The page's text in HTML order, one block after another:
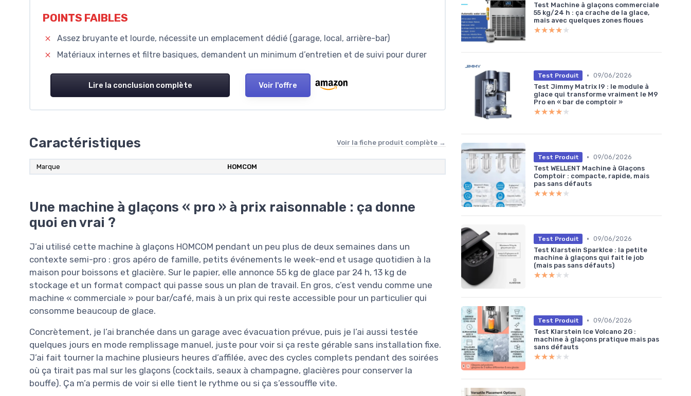
POINTS FAIBLES
Assez bruyante et lourde, nécessite un emplacement dédié (garage, local, arrière-bar)
Matériaux internes et filtre basiques, demandent un minimum d’entretien et de suivi pour durer
Lire la conclusion complète Voir l'offre
Caractéristiques Voir la fiche produit complète →
Marque HOMCOM
Une machine à glaçons « pro » à prix raisonnable : ça donne
quoi en vrai ?
J’ai utilisé cette machine à glaçons HOMCOM pendant un peu plus de deux semaines dans un
contexte semi-pro : gros apéro de famille, petits événements le week-end et usage quotidien à la
maison pour boissons et glacière. Sur le papier, elle annonce 55 kg de glace par 24 h, 13 kg de
stockage et un format compact qui passe sous un plan de travail. En gros, c’est vendu comme une
machine « commerciale » pour bar/café, mais à un prix qui reste accessible pour un particulier qui
consomme beaucoup de glace.
Concrètement, je l’ai branchée dans un garage avec évacuation prévue, puis je l’ai aussi testée
quelques jours en mode remplissage manuel, juste pour voir si ça reste gérable sans installation fixe.
J’ai fait tourner la machine plusieurs heures d’affilée, avec des cycles complets pendant des soirées
où ça tirait pas mal sur les glaçons (cocktails, seaux à champagne, glacières pour conserver la
bouffe). Ça m’a permis de voir si elle tient le rythme ou si ça s’essouffle vite.
Test Machine à glaçons commerciale
55 kg/24 h : ça crache de la glace,
mais avec quelques zones floues
★★★★★
★★★★★
Test Produit • 09/06/2026
Test Jimmy Matrix I9 : le module à
glace qui transforme vraiment le M9
Pro en « bar de comptoir »
★★★★★
★★★★★
Test Produit • 09/06/2026
Test WELLENT Machine à Glaçons
Comptoir : compacte, rapide, mais
pas sans défauts
★★★★★
★★★★★
Test Produit • 09/06/2026
Test Klarstein SparkIce : la petite
machine à glaçons qui fait le job
(mais pas sans défauts)
★★★★★
★★★★★
Test Produit • 09/06/2026
Test Klarstein Ice Volcano 2G :
machine à glaçons pratique mais pas
sans défauts
★★★★★
★★★★★